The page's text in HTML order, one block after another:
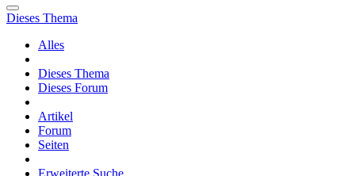
Dieses Thema
Alles
Dieses Thema
Dieses Forum
Artikel
Forum
Seiten
Erweiterte Suche